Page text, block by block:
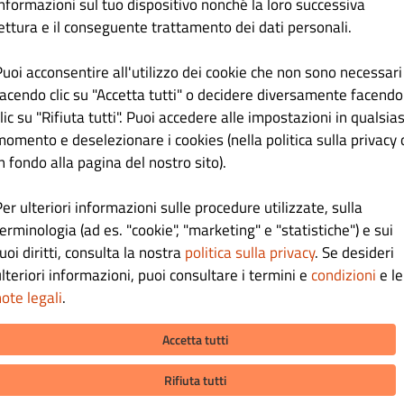
aggiornato con le offerte via e-mail.
clic su “Registrati” accetti iTermini e condizionie la Politica sulla
per questo sito.
Registrati
Accedi
e il conseguente trattamento dei dati personali.
acconsentire all'utilizzo dei cookie che non sono necessari
clic su "Accetta tutti" o decidere diversamente facendo
su "Rifiuta tutti". Puoi accedere alle impostazioni in
e deselezionare i cookies (nella politica sulla privacy
fondo alla pagina del nostro sito).
ulteriori informazioni sulle procedure utilizzate, sulla
(ad es. "cookie", "marketing" e "statistiche") e sui
diritti, consulta la nostrapolitica sulla privacy. Se desideri
informazioni, puoi consultare i termini econdizionie le
legali.
Accetta tutti
Rifiuta tutti